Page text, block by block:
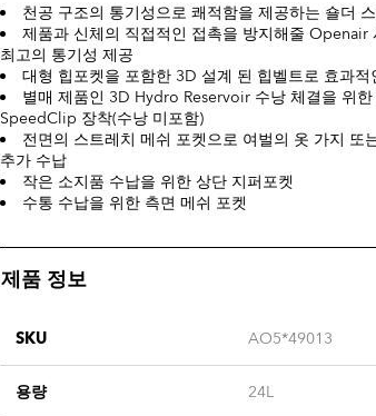
천공 구조의 통기성으로 쾌적함을 제공하는 숄더
제품과 신체의 직접적인 접촉을 방지해줄 Openair
최고의 통기성 제공
대형 힙포켓을 포함한 3D 설계 된 힙벨트로 효과적
별매 제품인 3D Hydro Reservoir 수낭 체결을 위한
SpeedClip 장착(수낭 미포함)
전면의 스트레치 메쉬 포켓으로 여벌의 옷 가지 또
추가 수납
작은 소지품 수납을 위한 상단 지퍼포켓
수통 수납을 위한 측면 메쉬 포켓
제품 정보
SKU AO5*49013
용량 24L